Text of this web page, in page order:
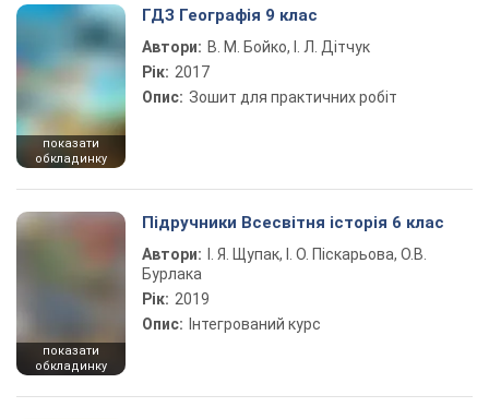
показати
обкладинку
ГДЗ Географія 9 клас
Автори: В. М. Бойко, І. Л. Дітчук
Рік: 2017
Опис: Зошит для практичних робіт
показати
обкладинку
Підручники Всесвітня історія 6 клас
Автори:
І. Я. Щупак, І. О. Піскарьова, О.В.
Бурлака
Рік: 2019
Опис: Інтегрований курс